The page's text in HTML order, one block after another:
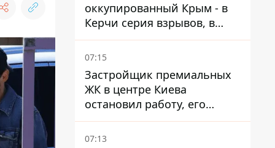
оккупированный Крым - в
Керчи серия взрывов, в
Феодосии пожар
07:15
Застройщик премиальных
ЖК в центре Киева
остановил работу, его
руководители сбежали из
Украины - Bihus.info
07:13